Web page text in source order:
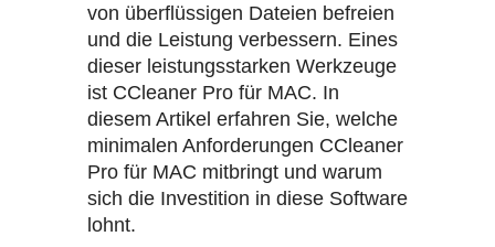
von überflüssigen Dateien befreien
und die Leistung verbessern. Eines
dieser leistungsstarken Werkzeuge
ist CCleaner Pro für MAC. In
diesem Artikel erfahren Sie, welche
minimalen Anforderungen CCleaner
Pro für MAC mitbringt und warum
sich die Investition in diese Software
lohnt.